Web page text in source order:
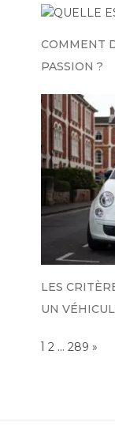
COMMENT
PASSION ?
LES
UN
Page:
1 2 … 289 NEXT
»